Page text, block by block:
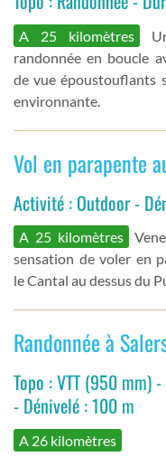
A 25 kilomètres
randonnée en boucle
de vue époustouflants
environnante.
Vol en parapente
Activité : Outdoor -
A 25 kilomètres
sensation de voler en
le Cantal au dessus du
Randonnée à
Topo : VTT (950 mm)
- Dénivelé : 100 m
A 26 kilomètres